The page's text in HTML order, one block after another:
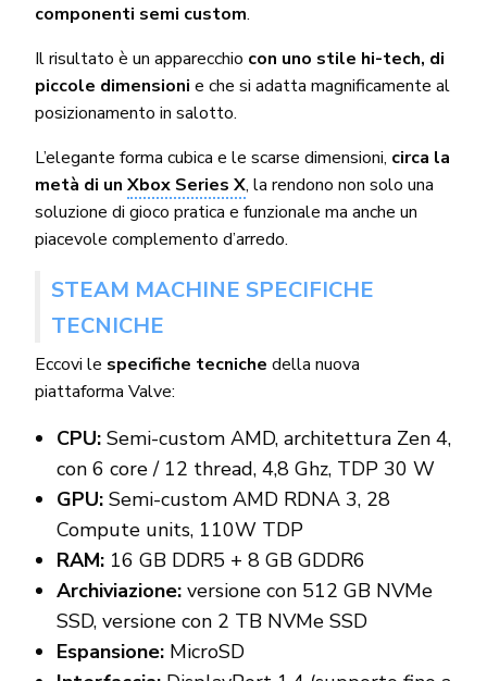
componenti semi custom.
Il risultato è un apparecchio con uno stile hi-tech, di
piccole dimensioni e che si adatta magnificamente al
posizionamento in salotto.
L’elegante forma cubica e le scarse dimensioni, circa la
metà di unXbox Series X, la rendono non solo una
soluzione di gioco pratica e funzionale ma anche un
piacevole complemento d’arredo.
STEAM MACHINE SPECIFICHE
TECNICHE
Eccovi le specifiche tecniche della nuova
piattaforma Valve:
CPU: Semi-custom AMD, architettura Zen 4,
con 6 core / 12 thread, 4,8 Ghz, TDP 30 W
GPU: Semi-custom AMD RDNA 3, 28
Compute units, 110W TDP
RAM: 16 GB DDR5 + 8 GB GDDR6
Archiviazione: versione con 512 GB NVMe
SSD, versione con 2 TB NVMe SSD
Espansione: MicroSD